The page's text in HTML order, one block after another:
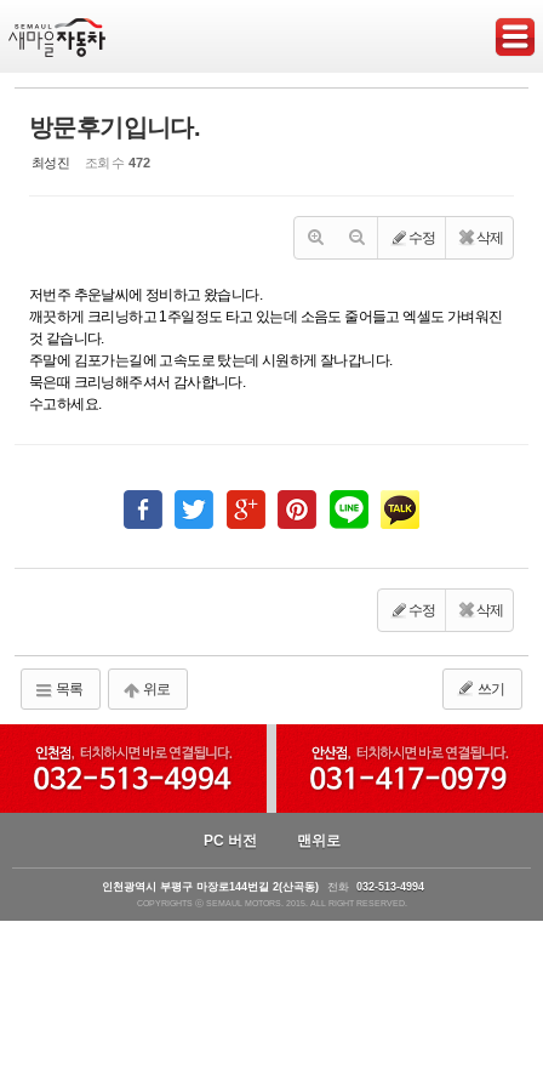
방문후기입니다.
최성진 조회 수 472
수정 삭제
저번주 추운날씨에 정비하고 왔습니다.
깨끗하게 크리닝하고 1주일정도 타고 있는데 소음도 줄어들고 엑셀도 가벼워진
것 같습니다.
주말에 김포가는길에 고속도로 탔는데 시원하게 잘나갑니다.
묵은때 크리닝해주셔서 감사합니다.
수고하세요.
수정 삭제
목록 위로 쓰기
PC 버전 맨위로
인천광역시 부평구 마장로144번길 2(산곡동) 전화 032-513-4994
COPYRIGHTS ⓒ SEMAUL MOTORS. 2015. ALL RIGHT RESERVED.
Sketchbook5, 스케치북5
Sketchbook5, 스케치북5